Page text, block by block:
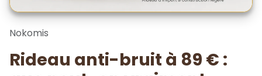
Nokomis
Rideau anti-bruit à 89 € :